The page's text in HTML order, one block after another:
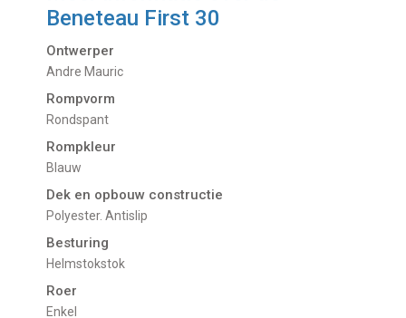
Beneteau First 30
Ontwerper
Andre Mauric
Rompvorm
Rondspant
Rompkleur
Blauw
Dek en opbouw constructie
Polyester. Antislip
Besturing
Helmstokstok
Roer
Enkel